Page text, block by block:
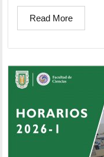
Read More